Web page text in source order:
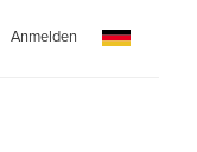
Anmelden